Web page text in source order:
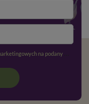
przetwarzanie danych osobowych zgodnie z